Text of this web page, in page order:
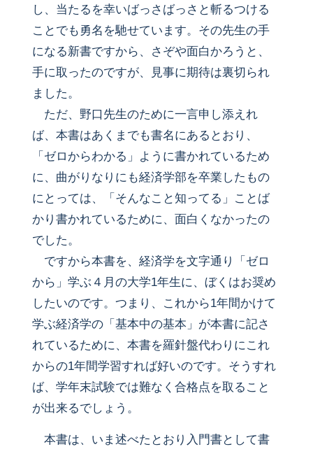
し、当たるを幸いばっさばっさと斬るつける
ことでも勇名を馳せています。その先生の手
になる新書ですから、さぞや面白かろうと、
手に取ったのですが、見事に期待は裏切られ
ました。
ただ、野口先生のために一言申し添えれ
ば、本書はあくまでも書名にあるとおり、
「ゼロからわかる」ように書かれているため
に、曲がりなりにも経済学部を卒業したもの
にとっては、「そんなこと知ってる」ことば
かり書かれているために、面白くなかったの
でした。
ですから本書を、経済学を文字通り「ゼロ
から」学ぶ４月の大学1年生に、ぼくはお奨め
したいのです。つまり、これから1年間かけて
学ぶ経済学の「基本中の基本」が本書に記さ
れているために、本書を羅針盤代わりにこれ
からの1年間学習すれば好いのです。そうすれ
ば、学年末試験では難なく合格点を取ること
が出来るでしょう。
本書は、いま述べたとおり入門書として書